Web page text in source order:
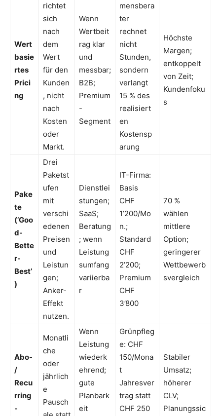
Wert
basie
rtes
Prici
ng
richtet
sich
nach
dem
Wert
für den
Kunden
, nicht
nach
Kosten
oder
Markt.
Wenn
Wertbeit
rag klar
und
messbar;
B2B;
Premium
-
Segment
mensbera
ter
rechnet
nicht
Stunden,
sondern
verlangt
15 % des
realisiert
en
Kostensp
arung
Höchste
Margen;
entkoppelt
von Zeit;
Kundenfoku
s
Pake
te
(’Goo
d-
Bette
r-
Best’
)
Drei
Paketst
ufen
mit
verschi
edenen
Preisen
und
Leistun
gen;
Anker-
Effekt
nutzen.
Dienstlei
stungen;
SaaS;
Beratung
; wenn
Leistung
sumfang
variierba
r
IT-Firma:
Basis
CHF
1’200/Mo
n.;
Standard
CHF
2’200;
Premium
CHF
3’800
70 %
wählen
mittlere
Option;
geringerer
Wettbewerb
svergleich
Abo-
/
Recu
rring
-
Monatli
che
oder
jährlich
e
Pausch
Wenn
Leistung
wiederk
ehrend;
gute
Planbark
eit
Grünpfleg
e: CHF
150/Mona
t
Jahresver
trag statt
CHF 250
Stabiler
Umsatz;
höherer
CLV;
Planungssic